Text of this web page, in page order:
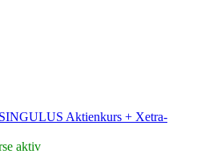
SINGULUS Aktienkurs + Xetra-
aktiv